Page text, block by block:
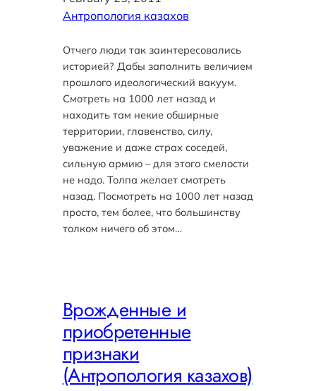
Антропология казахов
Отчего люди так заинтересовались
историей? Дабы заполнить величием
прошлого идеологический вакуум.
Смотреть на 1000 лет назад и
находить там некие обширные
территории, главенство, силу,
уважение и даже страх соседей,
сильную армию – для этого смелости
не надо. Толпа желает смотреть
назад. Посмотреть на 1000 лет назад
просто, тем более, что большинству
толком ничего об этом…
Врожденные и
приобретенные
признаки
(Антропология казахов)